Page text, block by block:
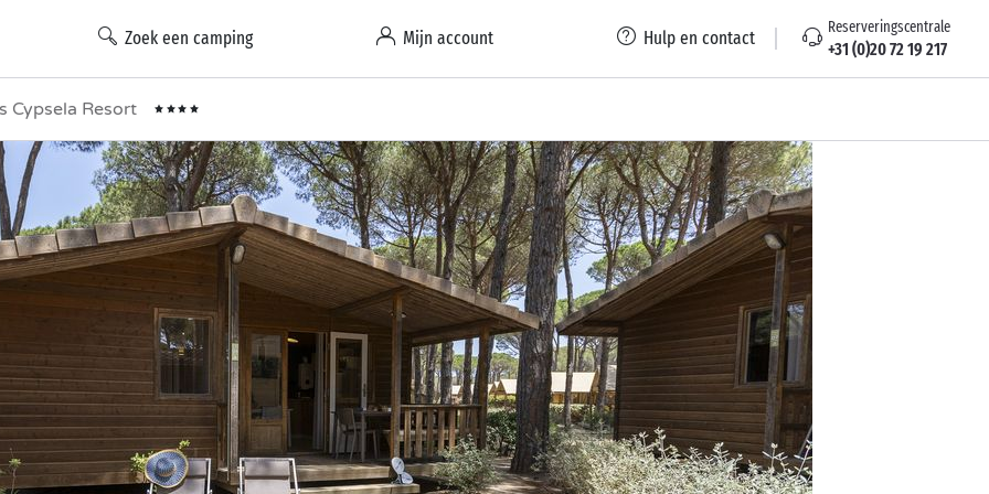
Zoek een camping Mijn account Hulp en contact Reserveringscentrale
+31 (0)20 72 19 217
Cypsela Resort